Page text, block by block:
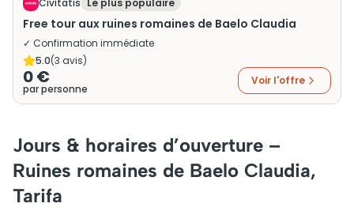
Civitatis Le plus populaire
Free tour aux ruines romaines de Baelo Claudia
✓ Confirmation immédiate
5.0(3 avis)
0 €
par personne
Voir l'offre
Jours & horaires d’ouverture –
Ruines romaines de Baelo Claudia,
Tarifa